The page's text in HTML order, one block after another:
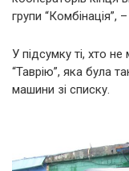
групи “Комбінація”,
У підсумку ті, хто не
“Таврію”, яка була
машини зі списку.